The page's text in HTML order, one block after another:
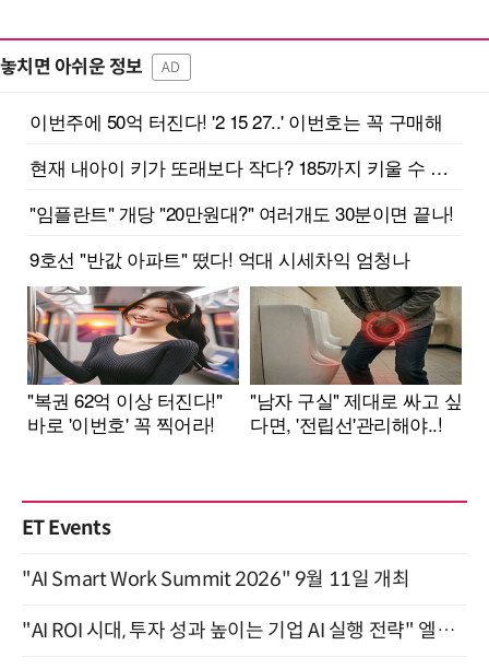
놓치면 아쉬운 정보 AD
ET Events
"AI Smart Work Summit 2026" 9월 11일 개최
"AI ROI 시대, 투자 성과 높이는 기업 AI 실행 전략" 엘타워 6층 (9월 18일)